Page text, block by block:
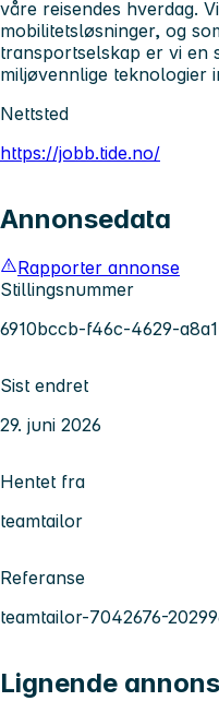
våre reisendes hverdag.
mobilitetsløsninger, og
transportselskap er vi en
miljøvennlige teknologier
Nettsted
https://jobb.tide.no/
Annonsedata
Rapporter annonse
Stillingsnummer
6910bccb-f46c-4629-
Sist endret
29. juni 2026
Hentet fra
teamtailor
Referanse
teamtailor-7042676-
Lignende